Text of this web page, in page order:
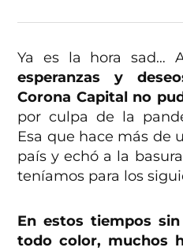
Ya es la hora sad…
esperanzas y
Corona Capital no
por culpa de la
Esa que hace más de
país y echó a la
teníamos para los
En estos tiempos
todo color, muchos